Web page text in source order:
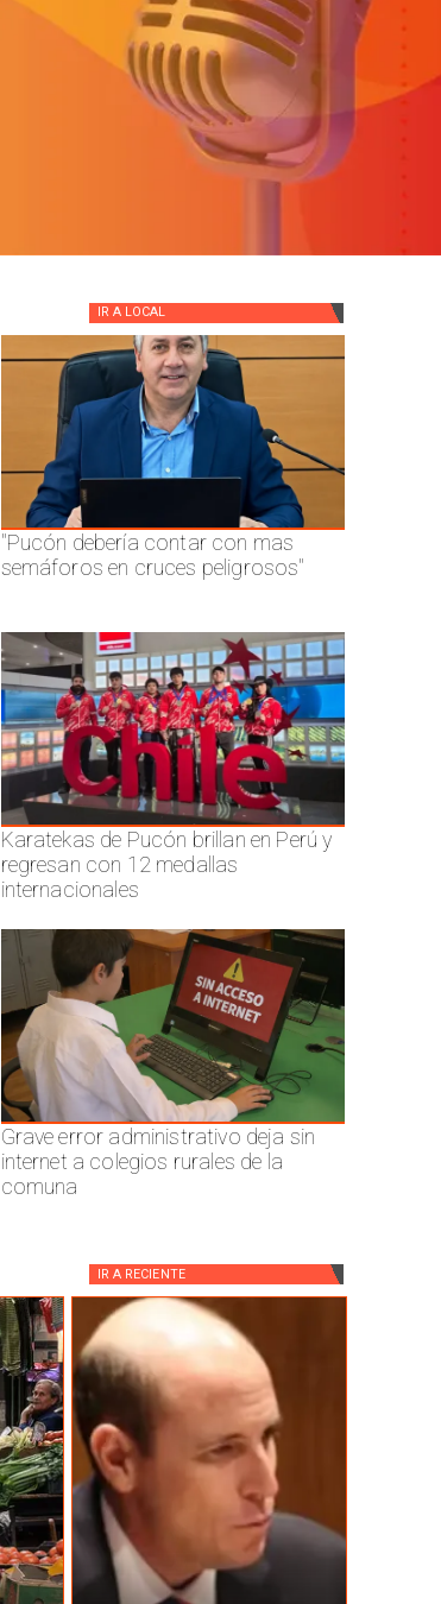
IR A LOCAL
"Pucón debería contar con mas
semáforos en cruces peligrosos"
Karatekas de Pucón brillan en Perú y
regresan con 12 medallas
internacionales
Grave error administrativo deja sin
internet a colegios rurales de la
comuna
IR A RECIENTE